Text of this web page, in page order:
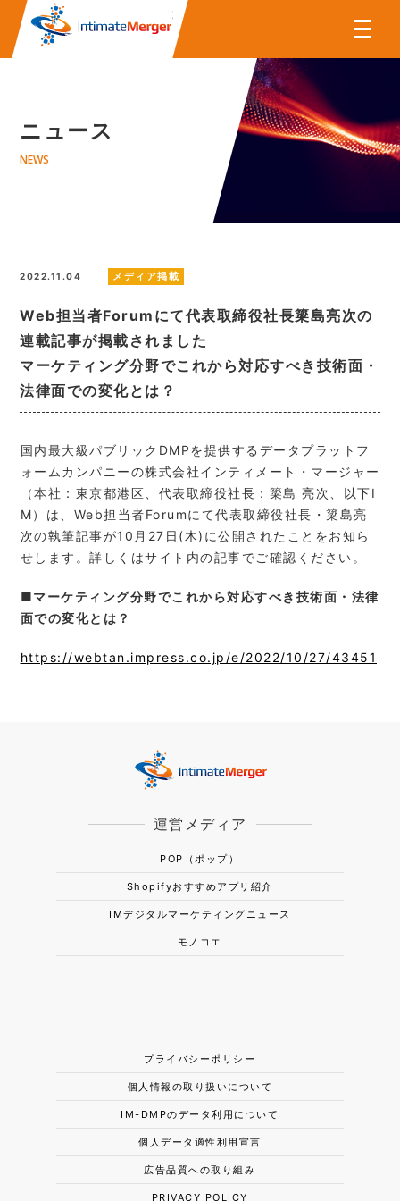
株式会社インティメート・マー
ニュース
NEWS
2022.11.04 メディア掲載
Web担当者Forumにて代表取締役社長簗島亮次の
連載記事が掲載されました
マーケティング分野でこれから対応すべき技術面・
法律面での変化とは？
国内最大級パブリックDMPを提供するデータプラットフ
ォームカンパニーの株式会社インティメート・マージャー
（本社：東京都港区、代表取締役社長：簗島 亮次、以下I
M）は、Web担当者Forumにて代表取締役社長・簗島亮
次の執筆記事が10月27日(木)に公開されたことをお知ら
せします。詳しくはサイト内の記事でご確認ください。
■マーケティング分野でこれから対応すべき技術面・法律
面での変化とは？
https://webtan.impress.co.jp/e/2022/10/27/43451
運営メディア
POP（ポップ）
Shopifyおすすめアプリ紹介
IMデジタルマーケティングニュース
モノコエ
プライバシーポリシー
個人情報の取り扱いについて
IM-DMPのデータ利用について
個人データ適性利用宣言
広告品質への取り組み
PRIVACY POLICY